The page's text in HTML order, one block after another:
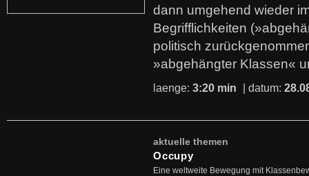
dann umgehend wieder
Begrifflichkeiten
politisch
»abgehängter Klassen«
laenge: 3:20 min | datum:
aktuelle themen
Occupy
Eine weltweite Bewegung mit